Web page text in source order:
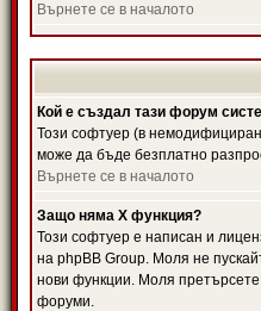
Върнете се в началото
Кой е създал тази форум
Този софтуер (в
може да бъде безплатно
Върнете се в началото
Защо няма X функция?
Този софтуер е написан и
на phpBB Group. Моля не
нови функции. Моля
форуми.